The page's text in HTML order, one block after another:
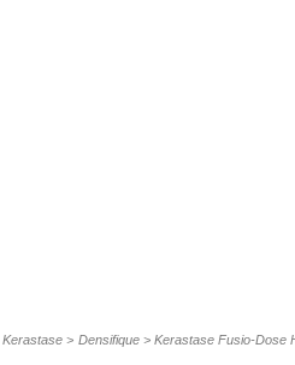
Kerastase > Densifique > Kerastase Fusio-Dose